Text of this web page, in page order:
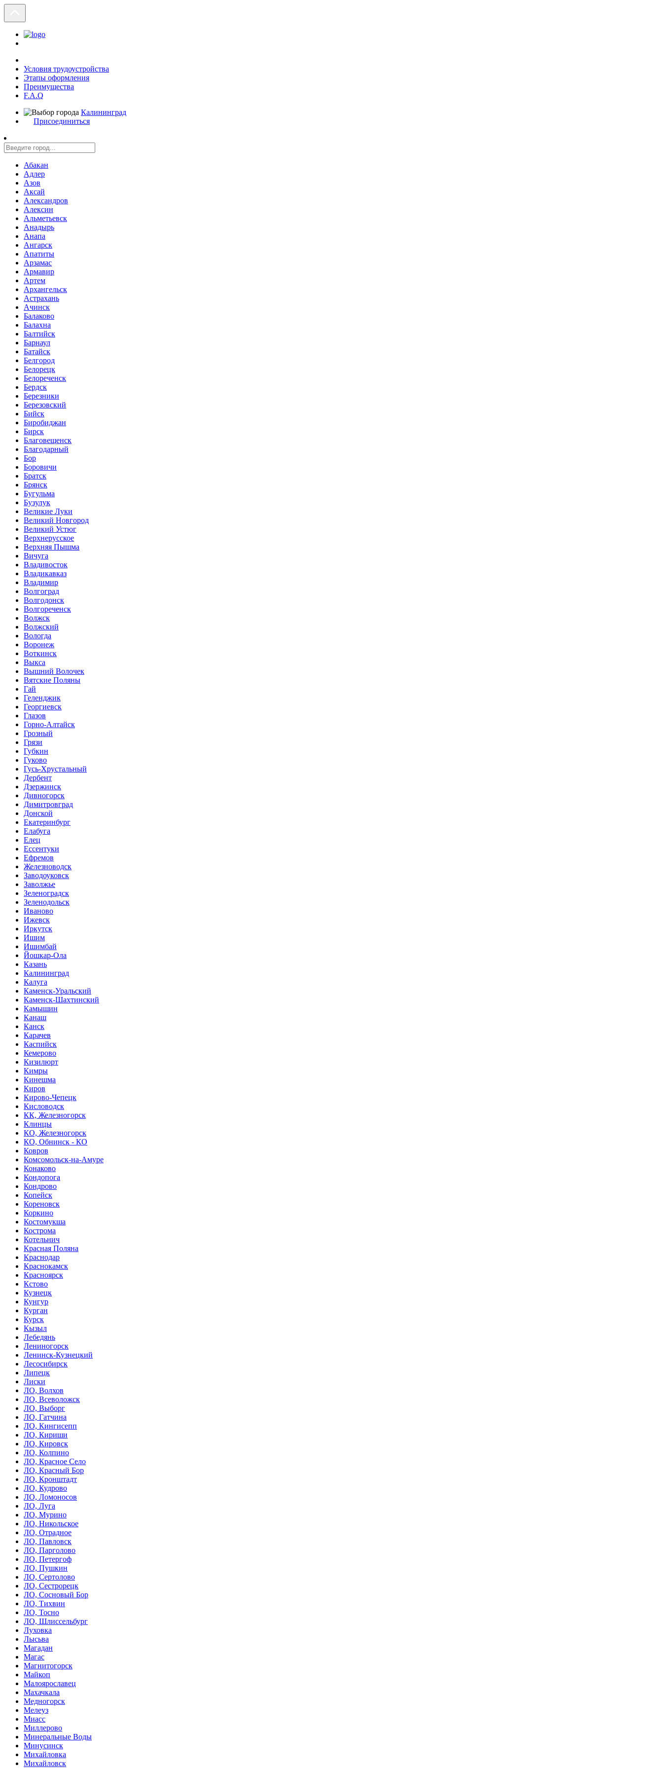
Условия трудоустройства
Этапы оформления
Преимущества
F.A.Q
Калининград
Присоединиться
Абакан
Адлер
Азов
Аксай
Александров
Алексин
Альметьевск
Анадырь
Анапа
Ангарск
Апатиты
Арзамас
Армавир
Артем
Архангельск
Астрахань
Ачинск
Балаково
Балахна
Балтийск
Барнаул
Батайск
Белгород
Белорецк
Белореченск
Бердск
Березники
Березовский
Бийск
Биробиджан
Бирск
Благовещенск
Благодарный
Бор
Боровичи
Братск
Брянск
Бугульма
Бузулук
Великие Луки
Великий Новгород
Великий Устюг
Верхнерусское
Верхняя Пышма
Вичуга
Владивосток
Владикавказ
Владимир
Волгоград
Волгодонск
Волгореченск
Волжск
Волжский
Вологда
Воронеж
Воткинск
Выкса
Вышний Волочек
Вятские Поляны
Гай
Геленджик
Георгиевск
Глазов
Горно-Алтайск
Грозный
Грязи
Губкин
Гуково
Гусь-Хрустальный
Дербент
Дзержинск
Дивногорск
Димитровград
Донской
Екатеринбург
Елабуга
Елец
Ессентуки
Ефремов
Железноводск
Заводоуковск
Заволжье
Зеленоградск
Зеленодольск
Иваново
Ижевск
Иркутск
Ишим
Ишимбай
Йошкар-Ола
Казань
Калининград
Калуга
Каменск-Уральский
Каменск-Шахтинский
Камышин
Канаш
Канск
Карачев
Каспийск
Кемерово
Кизилюрт
Кимры
Кинешма
Киров
Кирово-Чепецк
Кисловодск
КК, Железногорск
Клинцы
КО, Железногорск
КО, Обнинск - КО
Ковров
Комсомольск-на-Амуре
Конаково
Кондопога
Кондрово
Копейск
Кореновск
Коркино
Костомукша
Кострома
Котельнич
Красная Поляна
Краснодар
Краснокамск
Красноярск
Кстово
Кузнецк
Кунгур
Курган
Курск
Кызыл
Лебедянь
Лениногорск
Ленинск-Кузнецкий
Лесосибирск
Липецк
Лиски
ЛО, Волхов
ЛО, Всеволожск
ЛО, Выборг
ЛО, Гатчина
ЛО, Кингисепп
ЛО, Кириши
ЛО, Кировск
ЛО, Колпино
ЛО, Красное Село
ЛО, Красный Бор
ЛО, Кронштадт
ЛО, Кудрово
ЛО, Ломоносов
ЛО, Луга
ЛО, Мурино
ЛО, Никольское
ЛО, Отрадное
ЛО, Павловск
ЛО, Парголово
ЛО, Петергоф
ЛО, Пушкин
ЛО, Сертолово
ЛО, Сестрорецк
ЛО, Сосновый Бор
ЛО, Тихвин
ЛО, Тосно
ЛО, Шлиссельбург
Луховка
Лысьва
Магадан
Магас
Магнитогорск
Майкоп
Малоярославец
Махачкала
Медногорск
Мелеуз
Миасс
Миллерово
Минеральные Воды
Минусинск
Михайловка
Михайловск